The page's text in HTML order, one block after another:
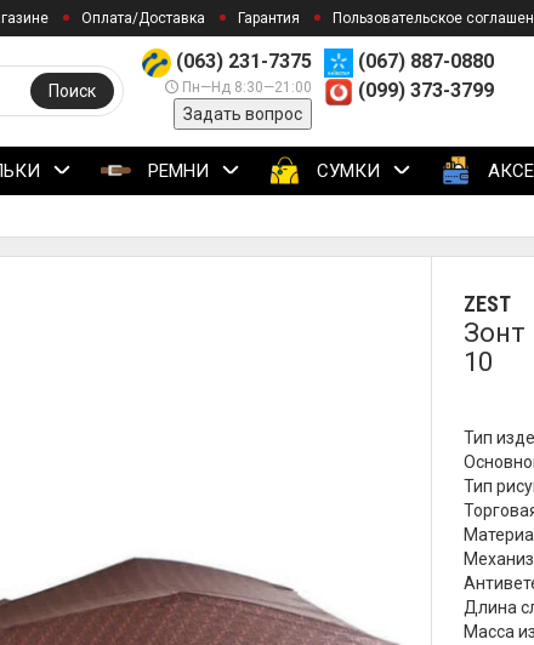
Оплата/Доставка Гарантия Пользовательское
(063) 231-7375
Пн—Нд 8:30—21:00
Задать вопрос
(067) 887-0880
(099) 373-3799
Поиск
РЕМНИ СУМКИ
ZEST
Зонт
10
Тип
Тип
Длина
Масса